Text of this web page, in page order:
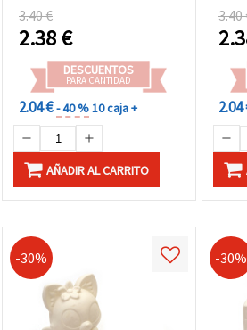
3.40 €
2.38€
DESCUENTOS
PARA CANTIDAD
2.04 €- 40 %10 caja +
AÑADIR AL CARRITO
3.40
2.04
-30% -30%